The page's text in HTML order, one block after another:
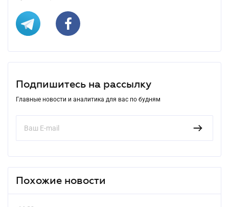
Подпишитесь на рассылку
Главные новости и аналитика для вас по будням
Похожие новости